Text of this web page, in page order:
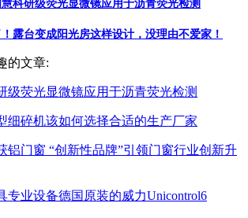
科研级荧光显微镜应用于沥青荧光检测
露台变成阳光房这样设计，没理由不爱家！
的文章:
级荧光显微镜应用于沥青荧光检测
细碎机该如何选择合适的生产厂家
铝门窗 “创新性品牌”引领门窗行业创新升
专业设备德国原装的威力Unicontrol6